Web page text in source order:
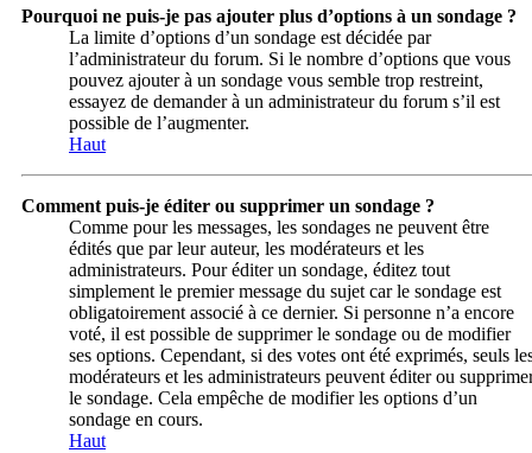
Pourquoi ne puis-je pas ajouter plus d’options à un sondage ?
La limite d’options d’un sondage est décidée par
l’administrateur du forum. Si le nombre d’options que vous
pouvez ajouter à un sondage vous semble trop restreint,
essayez de demander à un administrateur du forum s’il est
possible de l’augmenter.
Haut
Comment puis-je éditer ou supprimer un sondage ?
Comme pour les messages, les sondages ne peuvent être
édités que par leur auteur, les modérateurs et les
administrateurs. Pour éditer un sondage, éditez tout
simplement le premier message du sujet car le sondage est
obligatoirement associé à ce dernier. Si personne n’a encore
voté, il est possible de supprimer le sondage ou de modifier
ses options. Cependant, si des votes ont été exprimés, seuls
modérateurs et les administrateurs peuvent éditer ou
le sondage. Cela empêche de modifier les options d’un
sondage en cours.
Haut